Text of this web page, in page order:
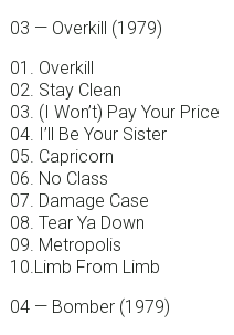
03 — Overkill (1979)
01. Overkill
02. Stay Clean
03. (I Won’t) Pay Your Price
04. I’ll Be Your Sister
05. Capricorn
06. No Class
07. Damage Case
08. Tear Ya Down
09. Metropolis
10.Limb From Limb
04 — Bomber (1979)